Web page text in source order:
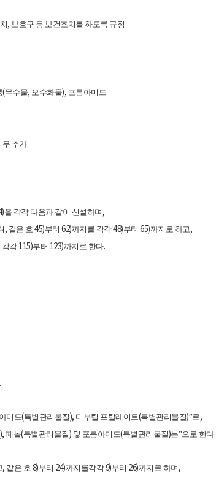
, 보호구 등 보건조치를 하도록 규정
(무수물, 오수화물), 포름아미드
무 추가
을 각각 다음과 같이 신설하며 ,
, 같은 호 45)부터 62)까지를 각각48)부터 65)까지로 하고,
각각115)부터 123)까지로 한다.
미드(특별관리물질), 디부틸 프탈레이트(특별관리물질)”로,
),페놀(특별관리물질) 및 포름아미드(특별관리물질)는”으로 한다.
, 같은 호 8)부터 24)까지를각각9)부터 26)까지로 하며 ,